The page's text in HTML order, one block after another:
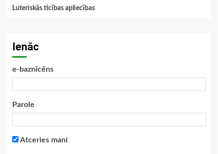
Luteriskās ticības apliecības
Ienāc
e-baznīcēns
Parole
Atceries mani